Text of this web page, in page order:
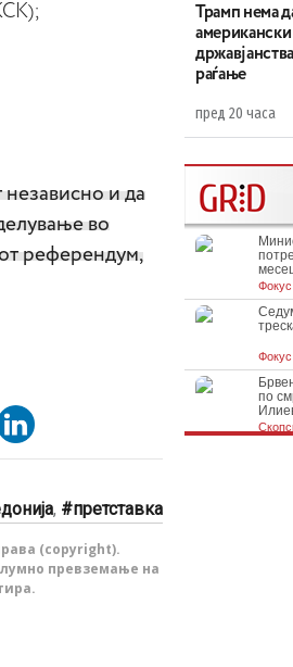
независно и да
во
референдум,
, претставка
(copyright).
превземање на
Трамп нема
американски
раѓање
пред 20 часа